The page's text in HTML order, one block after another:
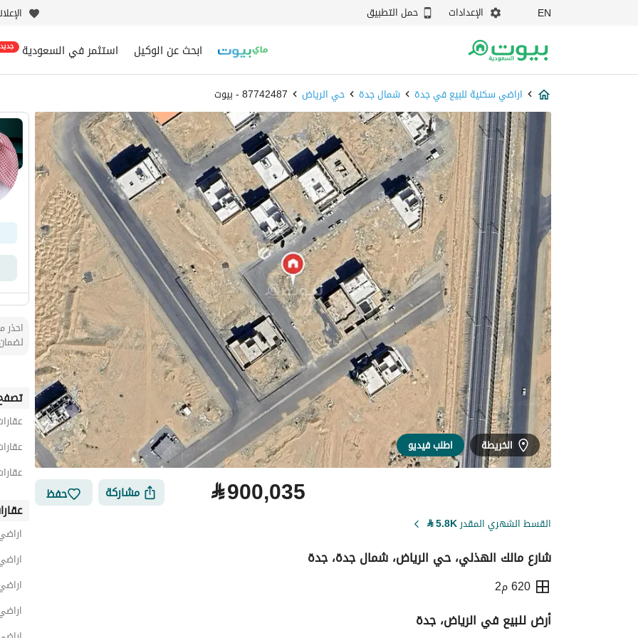
EN الإعدادات حمل التطبيق
ابحث عن الوكيل استثمر في السعودية جديد
اراضي سكنية للبيع في جدة شمال جدة حي الرياض 87742487 - بيوت
الخريطة اطلب فيديو
⃁900,035 مشاركة حفظ
القسط الشهري المقدر5.8K
⃁
شارع مالك الهذلي، حي الرياض، شمال جدة، جدة
620 م2
أرض للبيع في الرياض، جدة
احذر